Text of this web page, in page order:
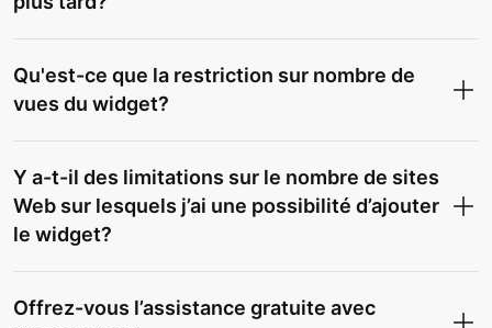
Qu'est-ce que la restriction sur nombre de
vues du widget?
Y a-t-il des limitations sur le nombre de sites
Web sur lesquels j’ai une possibilité d’ajouter
le widget?
Offrez-vous l’assistance gratuite avec